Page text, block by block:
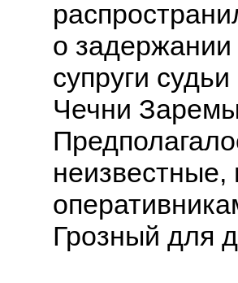
о
супруги
Чечни
Грозный для